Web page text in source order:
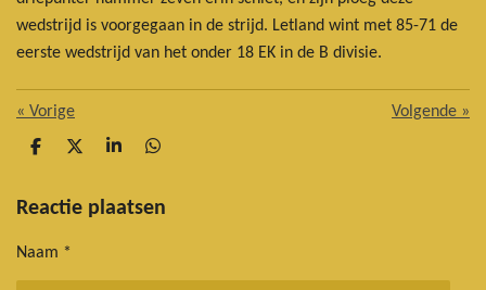
wedstrijd is voorgegaan in de strijd. Letland wint met 85-71 de
eerste wedstrijd van het onder 18 EK in de B divisie.
« Vorige Volgende »
D
e
D
l
S
r
D
e
Reactie plaatsen
Naam *